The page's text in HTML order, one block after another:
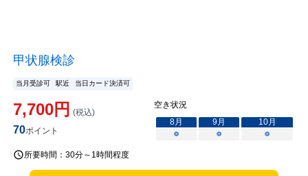
甲状腺検診
当月受診可 駅近 当日カード決済可
7,700円 (税込)
70ポイント
空き状況
8月 9月 10月
○
○ ○
所要時間： 30分～1時間程度